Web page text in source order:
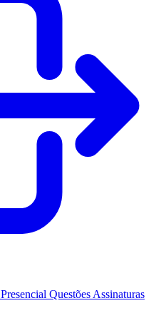
Presencial Questões Assinaturas